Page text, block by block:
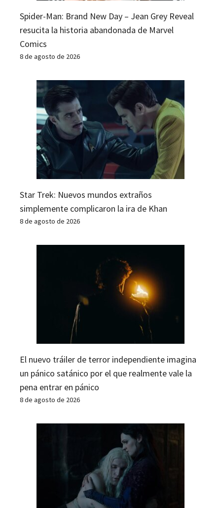
Spider-Man: Brand New Day – Jean Grey Reveal
resucita la historia abandonada de Marvel
Comics
8 de agosto de 2026
Star Trek: Nuevos mundos extraños
simplemente complicaron la ira de Khan
8 de agosto de 2026
El nuevo tráiler de terror independiente imagina
un pánico satánico por el que realmente vale la
pena entrar en pánico
8 de agosto de 2026